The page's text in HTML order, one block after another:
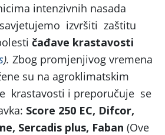
intenzivnih nasada
savjetujemo izvršiti zaštitu
čađave krastavosti
). Zbog promjenjivog vremena
su na agroklimatskim
krastavosti i preporučuje se
Score 250 EC, Difcor,
Sercadis plus, Faban (Ove